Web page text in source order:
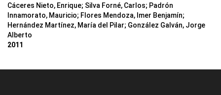
Cáceres Nieto, Enrique; Silva Forné, Carlos; Padrón
Innamorato, Mauricio; Flores Mendoza, Imer Benjamín;
Hernández Martínez, María del Pilar; González Galván, Jorge
Alberto
2011